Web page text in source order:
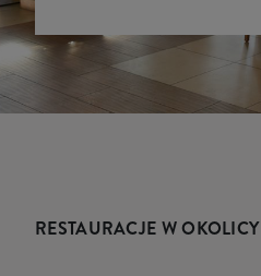
RESTAURACJE W OKOLICY